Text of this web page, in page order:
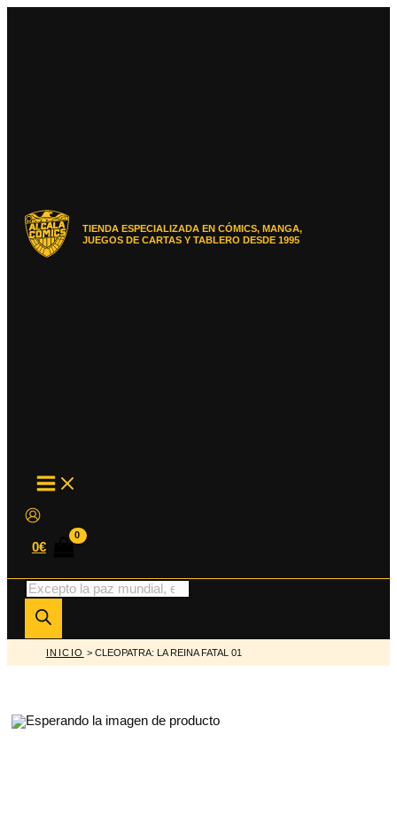
TIENDA ESPECIALIZADA EN CÓMICS, MANGA,
JUEGOS DE CARTAS Y TABLERO DESDE 1995
MAIN
MENU
0€
Búsqueda
de
productos
INICIO > CLEOPATRA: LA REINA FATAL 01